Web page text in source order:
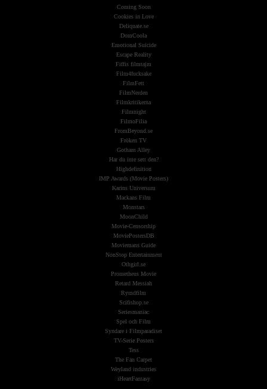
Coming Soon
Cookies in Love
Deliquate.se
DomCoola
Emotional Suicide
Escape Reality
Fiffis filmtajm
Film4fucksake
FilmFett
FilmNerden
Filmkritikerna
Filmnight
FilmoFilia
FromBeyond.se
Fröken TV
Gotham Alley
Har du inte sett den?
Highdefinition
IMP Awards (Movie Posters)
Karins Universum
Mackans Film
Monstars
MoonChild
Movie-Censorship
MoviePostersDB
Moviemans Guide
NonStop Entertainment
Othgirl.se
Prometheus Movie
Retard Messiah
Rymdfilm
Scifishop.se
Seriesmaniac
Spel och Film
Syndare i Filmparadiset
TV-Serie Posters
Tess
The Fan Carpet
Weyland industries
iHeartFantasy